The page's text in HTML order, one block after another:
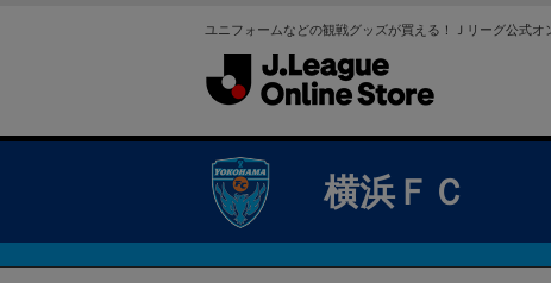
ユニフォームなどの観戦グッズが買える！Ｊリーグ公式オ
横浜ＦＣ